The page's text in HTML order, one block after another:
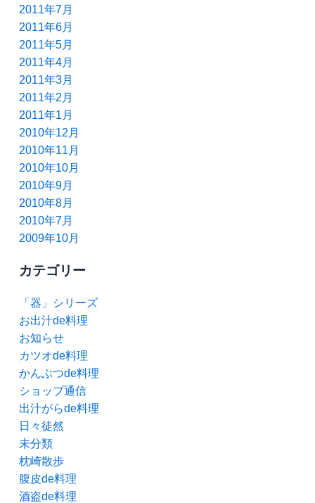
2011年7月
2011年6月
2011年5月
2011年4月
2011年3月
2011年2月
2011年1月
2010年12月
2010年11月
2010年10月
2010年9月
2010年8月
2010年7月
2009年10月
カテゴリー
「器」シリーズ
お出汁de料理
お知らせ
カツオde料理
かんぶつde料理
ショップ通信
出汁がらde料理
日々徒然
未分類
枕崎散歩
腹皮de料理
酒盗de料理